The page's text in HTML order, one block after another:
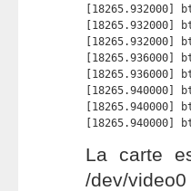
[18265.932000]
[18265.932000]
[18265.932000]
[18265.936000]
[18265.936000]
[18265.940000]
La carte
/dev/